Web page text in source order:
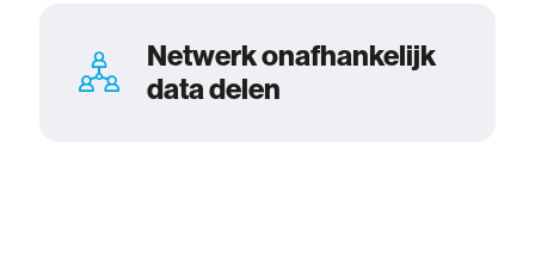
Netwerk onafhankelijk
data delen